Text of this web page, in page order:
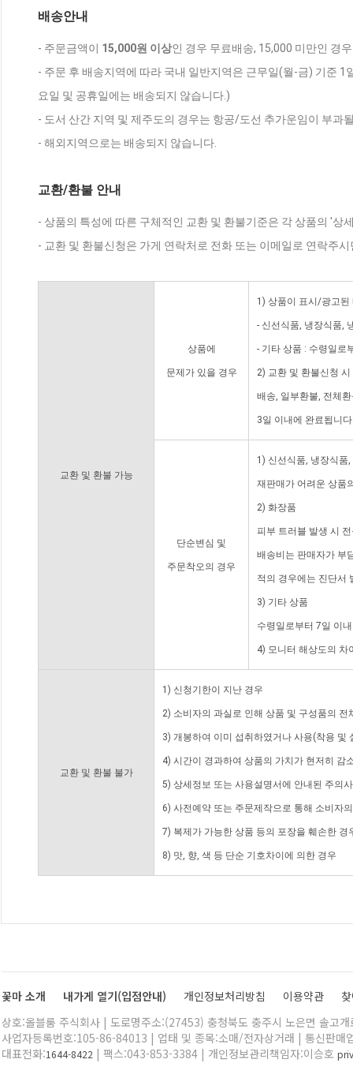
배송안내
- 주문금액이 15,000원 이상인 경우 무료배송, 15,000 미만인 경
- 주문 후 배송지역에 따라 국내 일반지역은 근무일(월-금) 기준
요일 및 공휴일에는 배송되지 않습니다.)
- 도서 산간 지역 및 제주도의 경우는 항공/도선 추가운임이 부과
- 해외지역으로는 배송되지 않습니다.
교환/환불 안내
- 상품의 특성에 따른 구체적인 교환 및 환불기준은 각 상품의 '상
- 교환 및 환불신청은 가게 연락처로 전화 또는 이메일로 연락주
교환 및 환불 가능
상품에
문제가 있을 경우
1) 상품이 표시/광고된
- 신선식품, 냉장식품,
- 기타 상품 : 수령일로
2) 교환 및 환불신청
배송, 일부환불, 전체
3일 이내에 완료됩니
단순변심 및
주문착오의 경우
1) 신선식품, 냉장식품
재판매가 어려운 상품
2) 화장품
피부 트러블 발생 시
배송비는 판매자가 부
적의 경우에는 진단서
3) 기타 상품
수령일로부터 7일 이
4) 모니터 해상도의 차
교환 및 환불 불가
1) 신청기한이 지난 경우
2) 소비자의 과실로 인해 상품 및 구성품의
3) 개봉하여 이미 섭취하였거나 사용(착용 및
4) 시간이 경과하여 상품의 가치가 현저히 감
5) 상세정보 또는 사용설명서에 안내된 주의
6) 사전예약 또는 주문제작으로 통해 소비자
7) 복제가 가능한 상품 등의 포장을 훼손한 경
8) 맛, 향, 색 등 단순 기호차이에 의한 경우
꽃마 소개 내가게 열기(입점안내) 개인정보처리방침 이용약관
상호:올블룸 주식회사 | 도로명주소:(27453) 충청북도 충주시 노은면 솔고
사업자등록번호:105-86-84013 | 업태 및 종목:소매/전자상거래 | 통신판매
대표전화:1644-8422 | 팩스:043-853-3384 | 개인정보관리책임자:이승호